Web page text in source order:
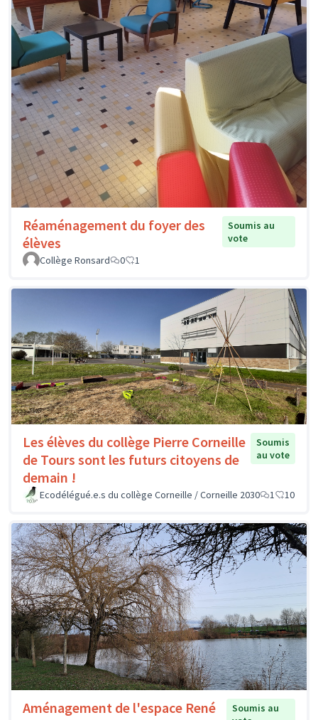
Réaménagement du foyer des
élèves
Soumis au
vote
Collège Ronsard
0 1
Les élèves du collège Pierre Corneille
de Tours sont les futurs citoyens de
demain !
Soumis
au vote
Ecodélégué.e.s du collège Corneille / Corneille 2030 1 10
Aménagement de l'espace René
Soumis au